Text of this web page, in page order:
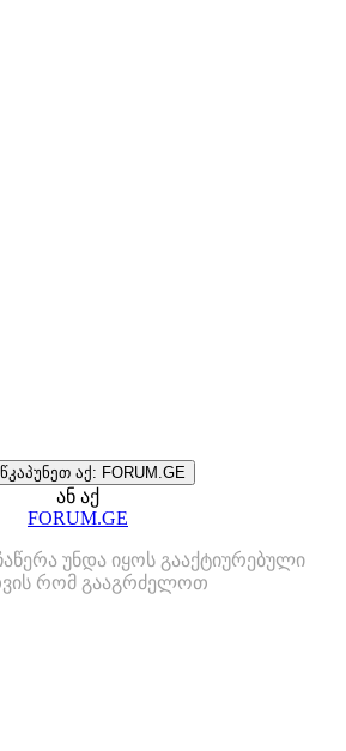
აქ: FORUM.GE
ან აქ
FORUM.GE
უნდა იყოს გააქტიურებული
რომ გააგრძელოთ